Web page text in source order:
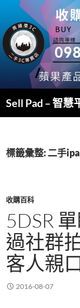
主
要
尋
標籤彙整: 二手
收購百科
5DSR
過社群
客人親
2016-08-07